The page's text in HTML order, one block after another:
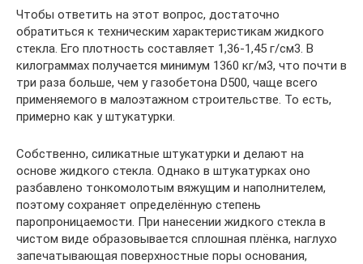
Чтобы ответить на этот вопрос, достаточно
обратиться к техническим характеристикам жидкого
стекла. Его плотность составляет 1,36-1,45 г/см3. В
килограммах получается минимум 1360 кг/м3, что почти в
три раза больше, чем у газобетона D500, чаще всего
применяемого в малоэтажном строительстве. То есть,
примерно как у штукатурки.
Собственно, силикатные штукатурки и делают на
основе жидкого стекла. Однако в штукатурках оно
разбавлено тонкомолотым вяжущим и наполнителем,
поэтому сохраняет определённую степень
паропроницаемости. При нанесении жидкого стекла в
чистом виде образовывается сплошная плёнка, наглухо
запечатывающая поверхностные поры основания,